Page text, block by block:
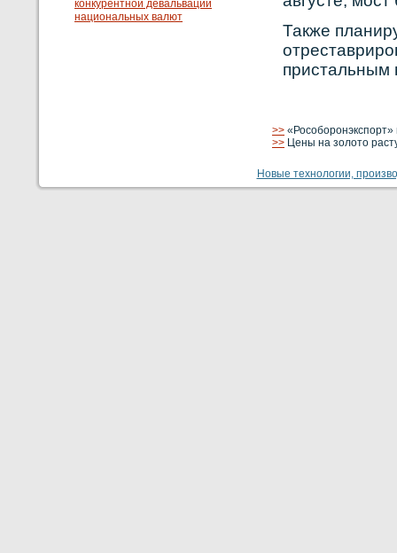
конкурентной девальвации
национальных валют
Также
пристальным
>> «Рособоронэкспорт»
>> Цены на золото
Новые технологии,